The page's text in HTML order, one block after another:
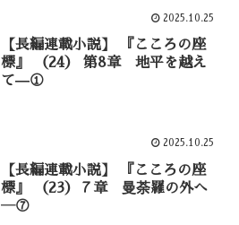
2025.10.25
【長編連載小説】 『こころの座
標』 （24） 第8章 地平を越え
て—①
2025.10.25
【長編連載小説】 『こころの座
標』 （23）７章 曼荼羅の外へ
―⑦